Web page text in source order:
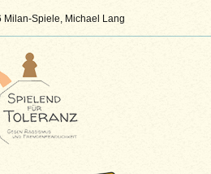
Milan-Spiele, Michael Lang